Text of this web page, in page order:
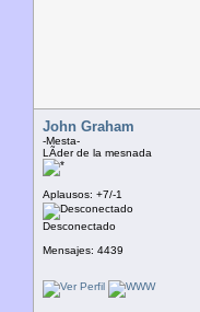
John Graham
-Mesta-
LÃ­der de la mesnada
Aplausos: +7/-1
Desconectado
Mensajes: 4439